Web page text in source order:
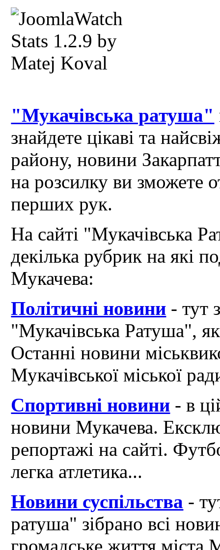
"Мукачівська ратуша"
знайдете цікаві та
району, новини
на розсилку ви зможете
перших рук.
На сайті "Мукачівська
декілька рубрик на які
Мукачева:
Політичні новини - тут
"Мукачівська Ратуша",
Останні новини
Мукачівської міської
Спортивні новини - в
новини Мукачева.
репортажі на сайті.
легка атлетика...
Новини суспільства -
ратуша" зібрано всі